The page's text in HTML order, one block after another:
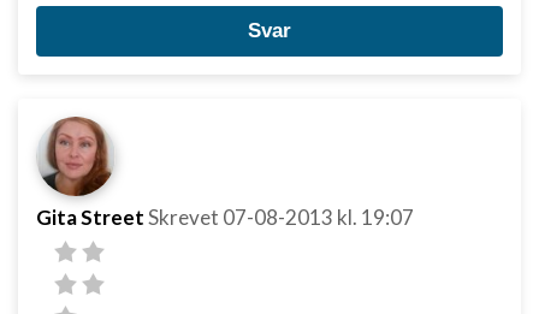
Svar
Gita StreetSkrevet 07-08-2013 kl. 19:07